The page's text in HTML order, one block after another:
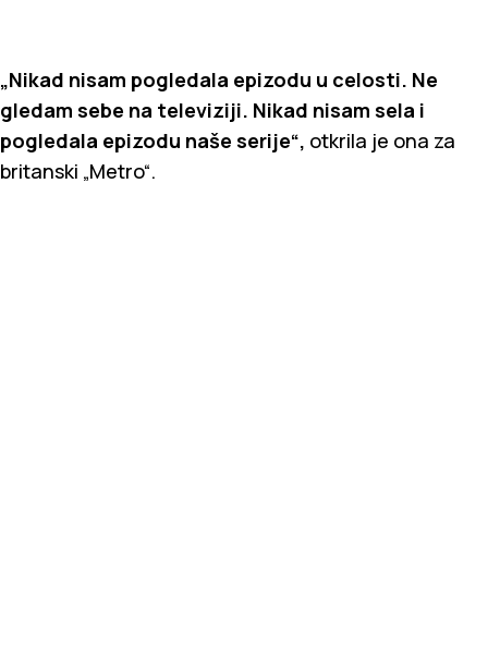
„Nikad nisam pogledala epizodu u celosti. Ne
gledam sebe na televiziji. Nikad nisam sela i
pogledala epizodu naše serije“, otkrila je ona za
britanski „Metro“.